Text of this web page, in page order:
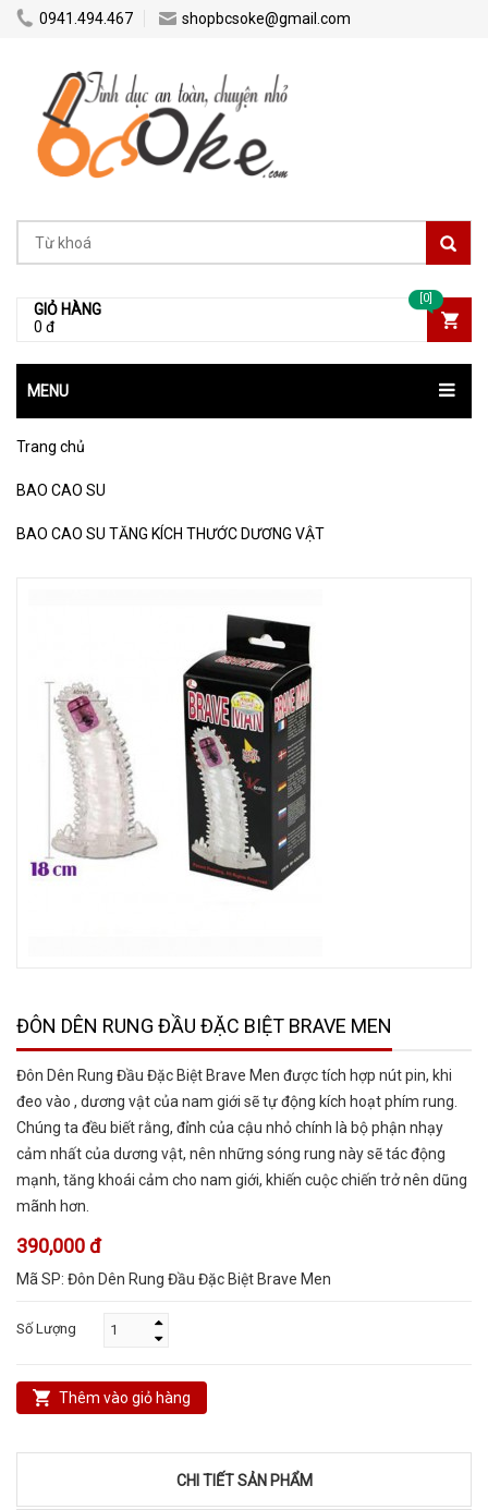
0941.494.467 shopbcsoke@gmail.com
GIỎ HÀNG
0 đ
[0]
MENU
Trang chủ
BAO CAO SU
BAO CAO SU TĂNG KÍCH THƯỚC DƯƠNG VẬT
ĐÔN DÊN RUNG ĐẦU ĐẶC BIỆT BRAVE MEN
Đôn Dên Rung Đầu Đặc Biệt Brave Men được tích hợp nút pin, khi
đeo vào , dương vật của nam giới sẽ tự động kích hoạt phím rung.
Chúng ta đều biết rằng, đỉnh của cậu nhỏ chính là bộ phận nhạy
cảm nhất của dương vật, nên những sóng rung này sẽ tác động
mạnh, tăng khoái cảm cho nam giới, khiến cuộc chiến trở nên dũng
mãnh hơn.
390,000 đ
Mã SP: Đôn Dên Rung Đầu Đặc Biệt Brave Men
Số Lượng
Thêm vào giỏ hàng
CHI TIẾT SẢN PHẨM